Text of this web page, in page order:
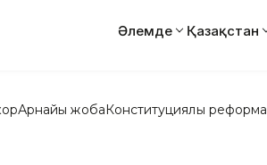
Әлемде Қазақстан
Арнайы жобаКонституциялық реформа